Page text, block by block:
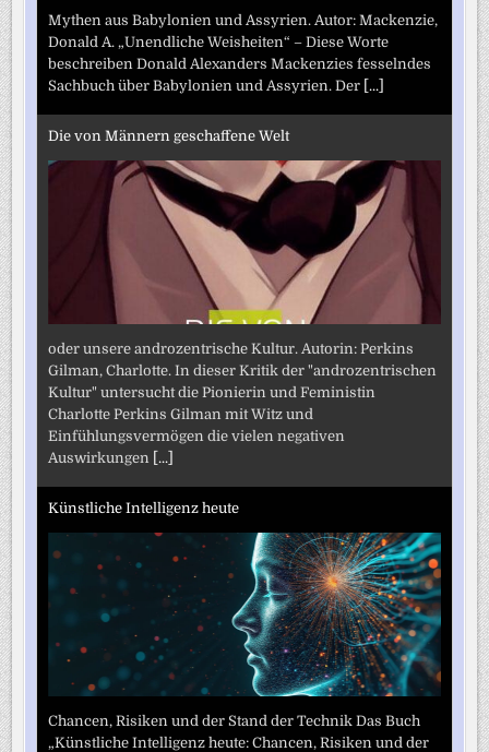
Mythen aus Babylonien und Assyrien. Autor: Mackenzie,
Donald A. „Unendliche Weisheiten“ – Diese Worte
beschreiben Donald Alexanders Mackenzies fesselndes
Sachbuch über Babylonien und Assyrien. Der [...]
Die von Männern geschaffene Welt
oder unsere androzentrische Kultur. Autorin: Perkins
Gilman, Charlotte. In dieser Kritik der "androzentrischen
Kultur" untersucht die Pionierin und Feministin
Charlotte Perkins Gilman mit Witz und
Einfühlungsvermögen die vielen negativen
Auswirkungen [...]
Künstliche Intelligenz heute
Chancen, Risiken und der Stand der Technik Das Buch
„Künstliche Intelligenz heute: Chancen, Risiken und der